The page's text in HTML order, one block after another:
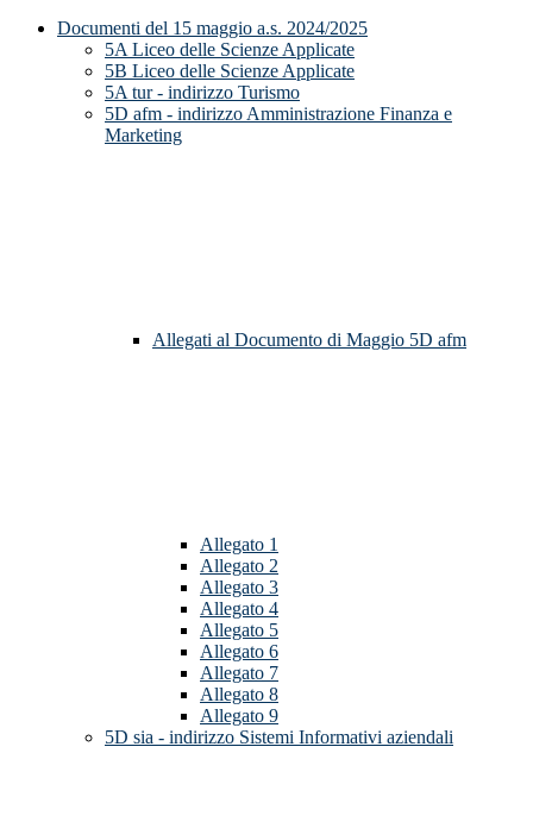
Documenti del 15 maggio a.s. 2024/2025
5A Liceo delle Scienze Applicate
5B Liceo delle Scienze Applicate
5A tur - indirizzo Turismo
5D afm - indirizzo Amministrazione Finanza e
Marketing
Allegati al Documento di Maggio 5D afm
Allegato 1
Allegato 2
Allegato 3
Allegato 4
Allegato 5
Allegato 6
Allegato 7
Allegato 8
Allegato 9
5D sia - indirizzo Sistemi Informativi aziendali